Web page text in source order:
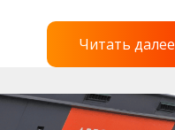
Читать далее